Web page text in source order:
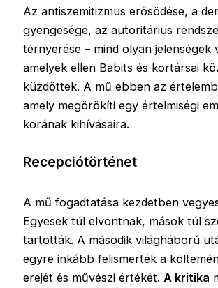
Az antiszemitizmus erősödése, a
gyengesége, az autoritárius
térnyerése – mind olyan jelenségek
amelyek ellen Babits és kortársai
küzdöttek. A mű ebben az
amely megörökíti egy értelmiségi
korának kihívásaira.
Recepciótörténet
A mű fogadtatása kezdetben
Egyesek túl elvontnak, mások túl
tartották. A második világháború
egyre inkább felismerték a
erejét és művészi értékét. A kritika